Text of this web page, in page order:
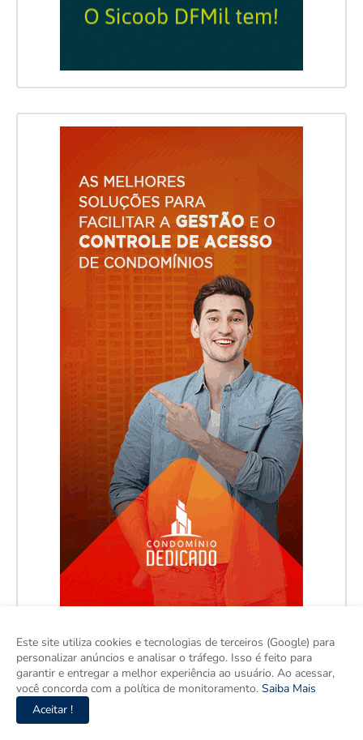
Este site utiliza cookies e tecnologias de terceiros (Google) para
personalizar anúncios e analisar o tráfego. Isso é feito para
garantir e entregar a melhor experiência ao usuário. Ao acessar,
você concorda com a política de monitoramento. Saiba Mais
Aceitar !